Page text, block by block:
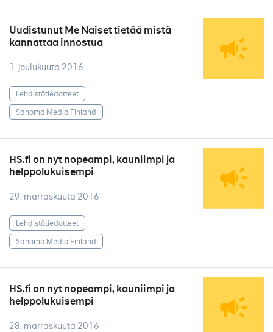
Uudistunut Me Naiset tietää mistä
kannattaa innostua
1. joulukuuta 2016
Lehdistötiedotteet
Sanoma Media Finland
HS.fi on nyt nopeampi, kauniimpi ja
helppolukuisempi
29. marraskuuta 2016
Lehdistötiedotteet
Sanoma Media Finland
HS.fi on nyt nopeampi, kauniimpi ja
helppolukuisempi
28. marraskuuta 2016